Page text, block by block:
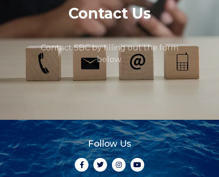
Contact Us
Contact SBC by filling out the form
below.
Follow Us